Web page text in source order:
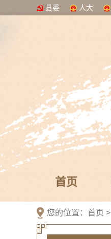
县委 人大
首页
您的位置： 首页 >